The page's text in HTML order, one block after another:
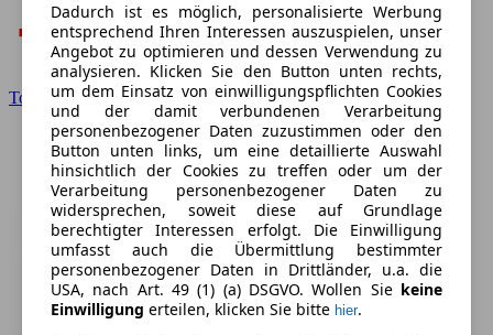
Toyota
Dadurch ist es möglich, personalisierte Werbung
entsprechend Ihren Interessen auszuspielen, unser
Angebot zu optimieren und dessen Verwendung zu
analysieren. Klicken Sie den Button unten rechts,
um dem Einsatz von einwilligungspflichten Cookies
und der damit verbundenen Verarbeitung
personenbezogener Daten zuzustimmen oder den
Button unten links, um eine detaillierte Auswahl
hinsichtlich der Cookies zu treffen oder um der
Verarbeitung personenbezogener Daten zu
widersprechen, soweit diese auf Grundlage
berechtigter Interessen erfolgt. Die Einwilligung
umfasst auch die Übermittlung bestimmter
personenbezogener Daten in Drittländer, u.a. die
USA, nach Art. 49 (1) (a) DSGVO. Wollen Sie keine
Einwilligung erteilen, klicken Sie bitte hier.